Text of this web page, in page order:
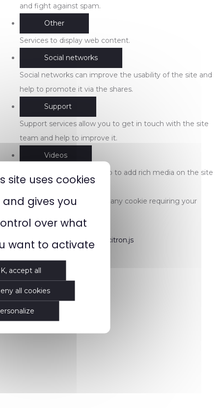
and fight against spam.
Other
Services to display web content.
Social networks
Social networks can improve the usability of the site and
help to promote it via the shares.
Support
Support services allow you to get in touch with the site
team and help to improve it.
Videos
Video sharing services help to add rich media on the site
This website does not use any cookie requiring your
Cookies manager by tarteaucitron.js
site uses cookies
and gives you
over what
want to activate
accept all
all cookies